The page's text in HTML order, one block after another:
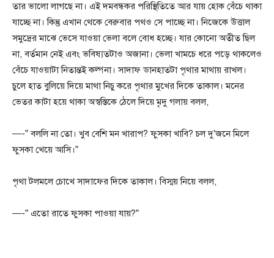
তার ভালো লাগছে না। এই দমবন্ধকর পরিস্থিতিতে আর যায় হোক বেঁচে থাকা
যাচ্ছে না। কিন্তু এখান থেকে বেরুবার পথও সে পাচ্ছে না। নিজেকে উত্তাল
সমুদ্রের মাঝে ভেসে যাওয়া ভেলা বলে বোধ হচ্ছে। যার কোনো অতীত ছিল
না, বর্তমান নেই এবং ভবিষ্যতটাও অজানা। ভেলা খামচে ধরে পড়ে থাকলেও
বেঁচে যাওয়াটা নিতান্তই কল্পনা। সাদাফ ডানহাতটা পৃথার মাথায় রাখল।
চুলে হাত বুলিয়ে দিয়ে মাথা নিচু করে পৃথার মুখের দিকে তাকাল। মনের
ভেতর কাটা হয়ে থাকা অস্বস্তিকে ঠেলে দিয়ে মৃদু গলায় বলল,
—-” বললি না তো। খুব বেশি মন খারাপ? ফুসকা খাবি? চল দু’জনে মিলে
ফুসকা খেয়ে আসি।”
পৃথা টলমলে চোখে সাদাফের দিকে তাকাল। বিস্ময় নিয়ে বলল,
—-” এতো রাতে ফুসকা পাওয়া যায়?”